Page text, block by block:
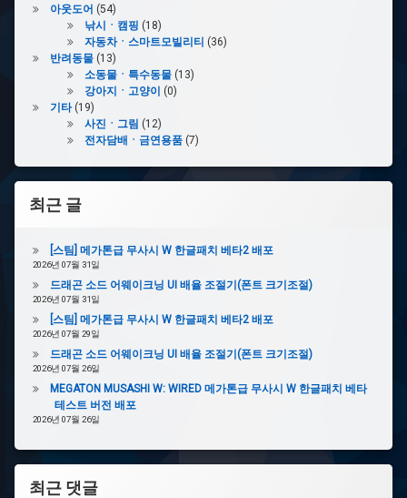
아웃도어 (54)
낚시ㆍ캠핑 (18)
자동차ㆍ스마트모빌리티 (36)
반려동물(13)
소동물ㆍ특수동물(13)
강아지ㆍ고양이 (0)
기타(19)
사진ㆍ그림 (12)
전자담배ㆍ금연용품(7)
최근 글
[스팀] 메가톤급 무사시 W 한글패치 베타2 배포
2026년 07월 31일
드래곤 소드 어웨이크닝 UI 배율 조절기(폰트 크기조절)
2026년 07월 31일
[스팀] 메가톤급 무사시 W 한글패치 베타2 배포
2026년 07월 29일
드래곤 소드 어웨이크닝 UI 배율 조절기(폰트 크기조절)
2026년 07월 26일
MEGATON MUSASHI W: WIRED 메가톤급 무사시 W 한글패치 베타
테스트 버전 배포
2026년 07월 26일
최근 댓글